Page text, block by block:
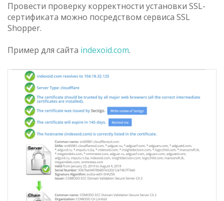
Провести проверку корректности установки SSL-
сертификата можно посредством сервиса SSL
Shopper.
Пример для сайта indexoid.com.